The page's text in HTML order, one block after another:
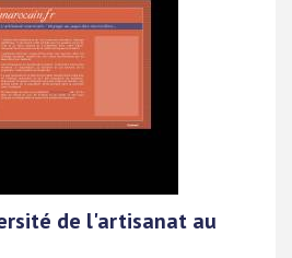
de l'artisanat au